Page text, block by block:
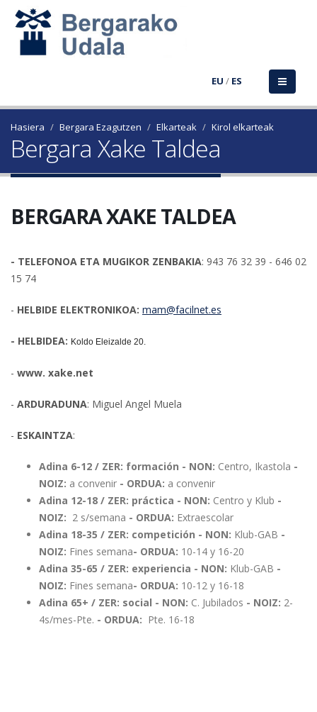
EU / ES
Hasiera Bergara Ezagutzen Elkarteak Kirol elkarteak
Bergara Xake Taldea
BERGARA XAKE TALDEA
- TELEFONOA ETA MUGIKOR ZENBAKIA: 943 76 32 39 - 646 02
15 74
- HELBIDE ELEKTRONIKOA: mam@facilnet.es
- HELBIDEA: Koldo Eleizalde 20.
- www. xake.net
- ARDURADUNA: Miguel Angel Muela
- ESKAINTZA:
Adina 6-12 / ZER: formación - NON: Centro, Ikastola -
NOIZ: a convenir - ORDUA: a convenir
Adina 12-18 / ZER: práctica - NON: Centro y Klub -
NOIZ: 2 s/semana - ORDUA: Extraescolar
Adina 18-35 / ZER: competición - NON: Klub-GAB -
NOIZ: Fines semana- ORDUA: 10-14 y 16-20
Adina 35-65 / ZER: experiencia - NON: Klub-GAB -
NOIZ: Fines semana- ORDUA: 10-12 y 16-18
Adina 65+ / ZER: social - NON: C. Jubilados - NOIZ: 2-
4s/mes-Pte. - ORDUA: Pte. 16-18